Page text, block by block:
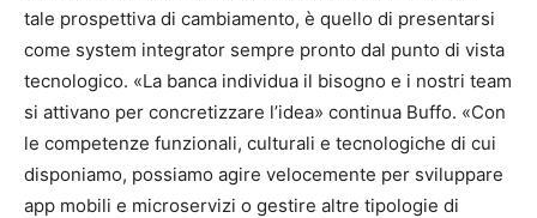
tale prospettiva di cambiamento, è quello di presentarsi
come system integrator sempre pronto dal punto di vista
tecnologico. «La banca individua il bisogno e i nostri team
si attivano per concretizzare l’idea» continua Buffo. «Con
le competenze funzionali, culturali e tecnologiche di cui
disponiamo, possiamo agire velocemente per sviluppare
app mobili e microservizi o gestire altre tipologie di